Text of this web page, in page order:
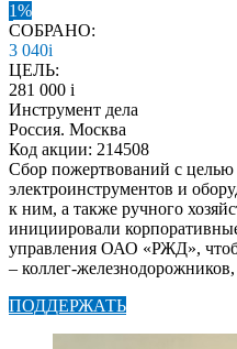
1%
СОБРАНО:
3 040i
ЦЕЛЬ:
281 000 i
Инструмент дела
Россия. Москва
Код акции: 214508
Сбор пожертвований с целью
электроинструментов и
к ним, а также ручного
инициировали
управления ОАО «РЖД»,
– коллег-
ПОДДЕРЖАТЬ